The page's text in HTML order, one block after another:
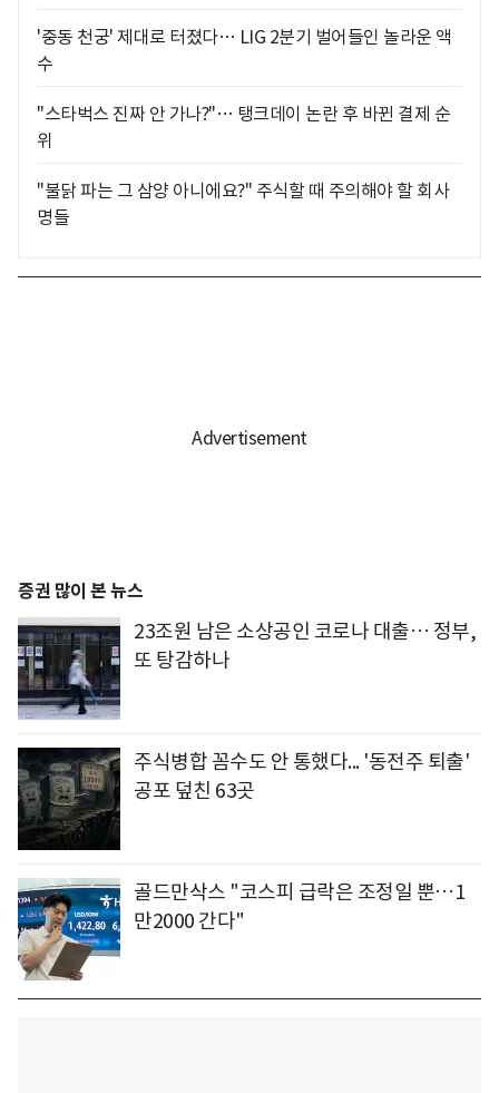
'중동 천궁' 제대로 터졌다… LIG 2분기 벌어들인 놀라운 액
수
"스타벅스 진짜 안 가나?"… 탱크데이 논란 후 바뀐 결제 순
위
"불닭 파는 그 삼양 아니에요?" 주식할 때 주의해야 할 회사
명들
증권 많이 본 뉴스
23조원 남은 소상공인 코로나 대출… 정부,
또 탕감하나
주식병합 꼼수도 안 통했다... '동전주 퇴출'
공포 덮친 63곳
골드만삭스 "코스피 급락은 조정일 뿐…1
만2000 간다"